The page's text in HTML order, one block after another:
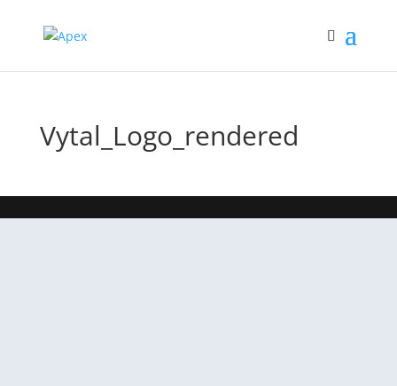
Vytal_Logo_rendered